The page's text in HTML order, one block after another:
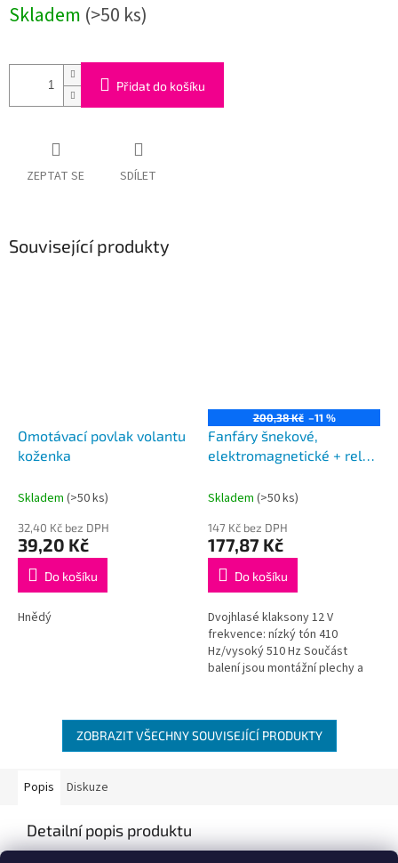
cena:
Skladem (>50 ks)
Přidat do košíku
ZEPTAT SE SDÍLET
Související produkty
Omotávací povlak volantu
koženka
Skladem (>50 ks)
32,40 Kč bez DPH
39,20 Kč
Do košíku
Hnědý
200,38 Kč –11 %
Fanfáry šnekové,
elektromagnetické + relé
Skladem (>50 ks)
147 Kč bez DPH
177,87 Kč
Do košíku
Dvojhlasé klaksony 12 V
frekvence: nízký tón 410
Hz/vysoký 510 Hz Součást
balení jsou montážní plechy a
ZOBRAZIT VŠECHNY SOUVISEJÍCÍ PRODUKTY
Popis Diskuze
Detailní popis produktu